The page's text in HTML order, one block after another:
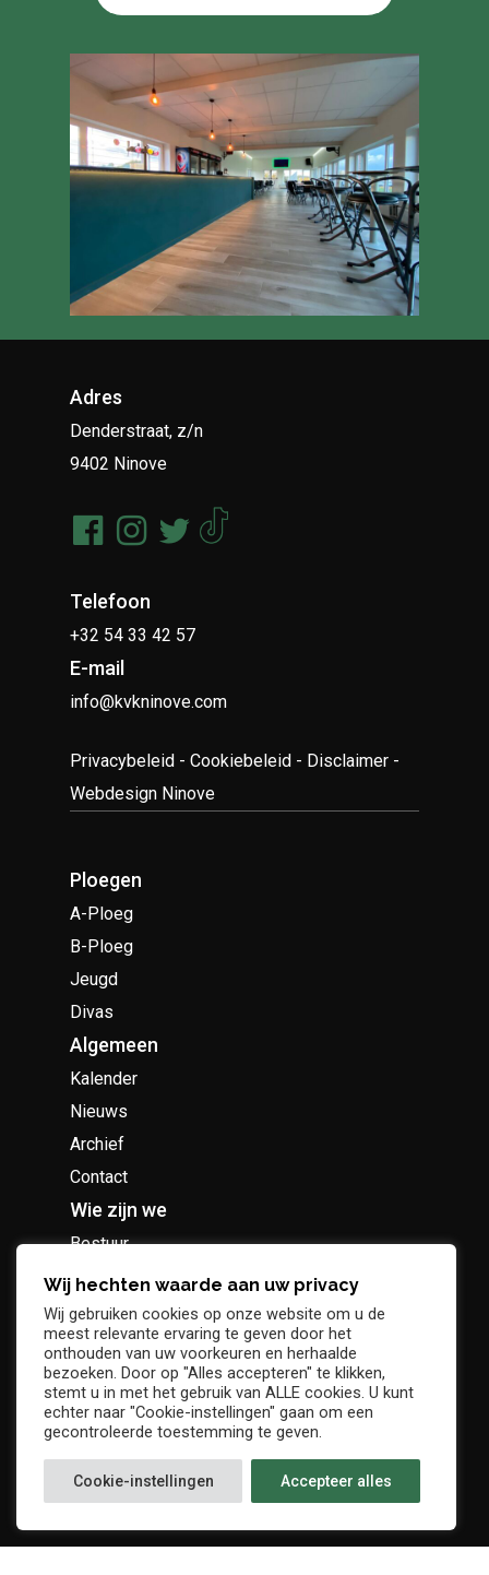
Adres
Denderstraat, z/n
9402 Ninove
Telefoon
+32 54 33 42 57
E-mail
info@kvkninove.com
Privacybeleid -Cookiebeleid - Disclaimer -
Webdesign Ninove
Ploegen
A-Ploeg
B-Ploeg
Jeugd
Divas
Algemeen
Kalender
Nieuws
Archief
Contact
Wie zijn we
Bestuur
Geschiedenis
Supportersclub
Socio Business Club
Wij hechten waarde aan uw privacy
Wij gebruiken cookies op onze website om u de
meest relevante ervaring te geven door het
onthouden van uw voorkeuren en herhaalde
bezoeken. Door op "Alles accepteren" te klikken,
stemt u in met het gebruik van ALLE cookies. U kunt
echter naar "Cookie-instellingen" gaan om een
gecontroleerde toestemming te geven.
Cookie-instellingen Accepteer alles